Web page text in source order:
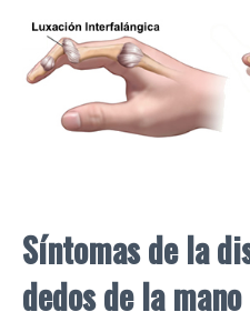
Síntomas de la
dedos de la mano